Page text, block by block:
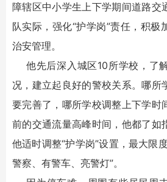
障辖区中小学生上下学期间道路交
队实际，强化“护学岗”责任，积极
治安管理。
他先后深入城区10所学校，了
况，建立起良好的警校关系。哪所
要完善了，哪所学校调整上下学时
前的交通流量高峰时间，他都了如
他适时调整“护学岗”设置，最大限
警察、有警车、亮警灯”。